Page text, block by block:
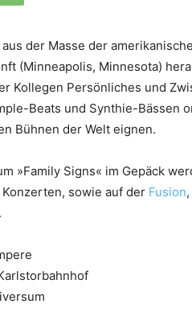
der Masse der
(Minneapolis, Minnesota)
Kollegen Persönliches und
Beats und Synthie-Bässen
Bühnen der Welt eignen.
»Family Signs« im Gepäck
sowie auf der Fusion